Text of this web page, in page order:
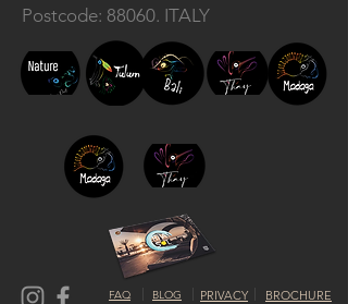
Postcode: 88060. ITALY
FAQ BLOG PRIVACY BROCHURE